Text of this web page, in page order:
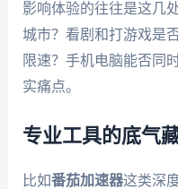
影响体验的往往是这几
城市？看剧和打游戏是
限速？手机电脑能否同
实痛点。
专业工具的底气
比如番茄加速器这类深